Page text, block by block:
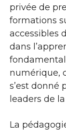
privée de
formations
accessibles
dans
numérique,
s’est donné
leaders de
La